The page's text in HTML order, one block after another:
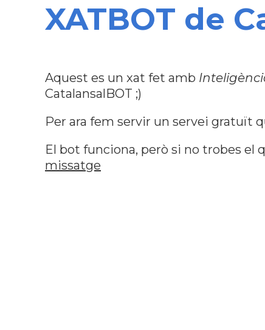
XATBOT de
Aquest es un xat fet amb
CatalansalBOT ;)
Per ara fem servir un servei gratuït
El bot funciona, però si no trobes el
missatge